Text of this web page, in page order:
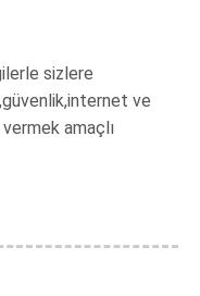
sizlere
ve
amaçlı